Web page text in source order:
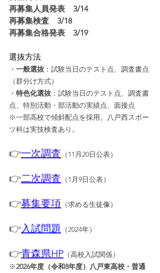
再募集人員発表　3/14
再募集検査　3/18
再募集合格発表　3/19
選抜方法
・ 一般選抜 ：試験当日のテスト点、調査書点
（群分け方式）
・ 特色化選抜 ：試験当日のテスト点、調査書
点、特別活動・部活動の実績点、面接点
※一部高校で傾斜配点を採用。八戸西スポー
ツ科は実技検査あり。
👉一次調査 （11月20日公表）
👉二次調査 （1月9日公表）
👉募集要項 （求める生徒像）
👉入試問題 （2024年）
👉青森県HP （高校入試関係）
※2026年度（令和8年度）八戸東高校・普通